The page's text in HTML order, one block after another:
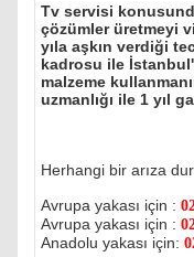
Tv servisi
çözümler üretmeyi
yıla aşkın verdiği
kadrosu ile
malzeme
uzmanlığı ile 1 yıl
Herhangi bir arıza
Avrupa yakası için :
Avrupa yakası için :
Anadolu yakası için: